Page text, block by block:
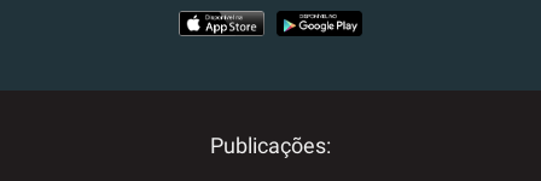
Publicações: